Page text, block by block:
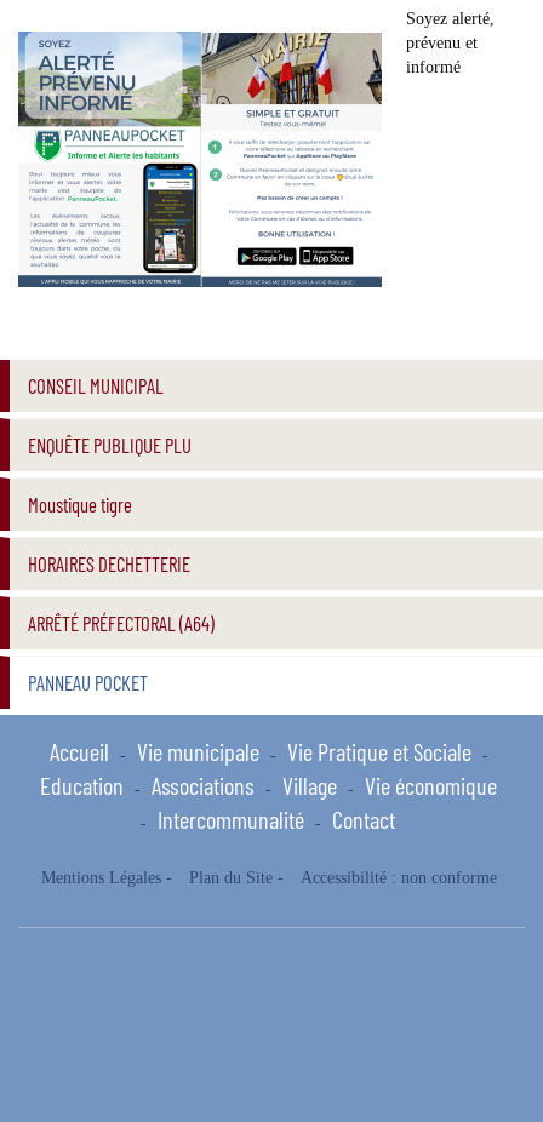
Soyez alerté,
prévenu et
informé
CONSEIL MUNICIPAL
ENQUÊTE PUBLIQUE PLU
Moustique tigre
HORAIRES DECHETTERIE
ARRÊTÉ PRÉFECTORAL (A64)
PANNEAU POCKET
Accueil - Vie municipale - Vie Pratique et Sociale -
Education - Associations - Village - Vie économique
- Intercommunalité - Contact
Mentions Légales- Plan du Site- Accessibilité : non conforme